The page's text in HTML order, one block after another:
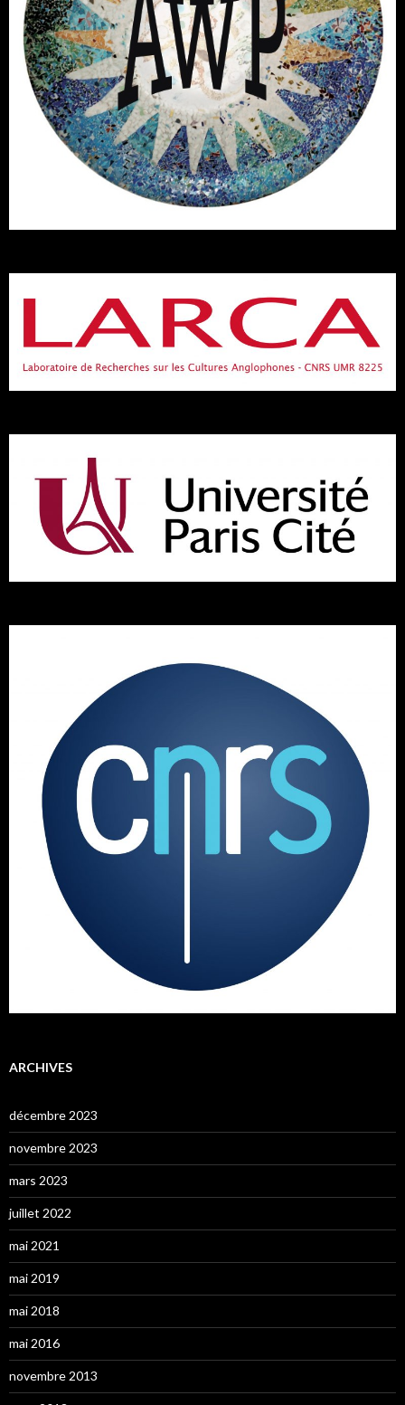
ARCHIVES
décembre 2023
novembre 2023
mars 2023
juillet 2022
mai 2021
mai 2019
mai 2018
mai 2016
novembre 2013